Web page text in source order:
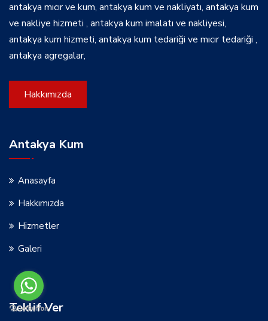
antakya mıcır ve kum, antakya kum ve nakliyatı, antakya kum
ve nakliye hizmeti , antakya kum imalatı ve nakliyesi,
antakya kum hizmeti, antakya kum tedariği ve mıcır tedariği ,
antakya agregalar,
Hakkımızda
Antakya Kum
Anasayfa
Hakkımızda
Hizmetler
Galeri
Teklif Ver